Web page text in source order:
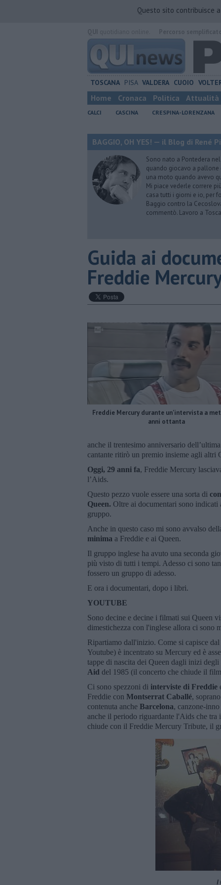
Questo sito contribuisce
TOSCANA PISA VALDERA CUOIO
Home Cronaca Politica Attualità
CALCI CASCINA CRESPINA-LORENZANA
BAGGIO, OH YES! — il Blog di René
Sono nato a Pontedera
quando giocavo a
una moto quando avevo
Mi piace vederle correre
casa tutti i giorni e io, per
Baggio contro la
commentò. Lavoro a
Guida ai
Freddie
Freddie Mercury durante un'intervista a
anni ottanta
anche il trentesimo anniversario
cantante ritirò un premio insieme agli altri
Oggi, 29 anni fa, Freddie Mercury
l’Aids.
Questo pezzo vuole essere una sorta di
Queen. Oltre ai documentari sono indicati
gruppo.
Anche in questo caso mi sono avvalso
minima a Freddie e ai Queen.
Il gruppo inglese ha avuto una seconda
più visto di tutti i tempi. Adesso ci sono
fossero un gruppo di adesso.
E ora i documentari, dopo i libri.
YOUTUBE
Sono decine e decine i filmati sui Queen
dimestichezza con l'inglese allora ci
Ripartiamo dall'inizio. Come si capisce
Youtube) è incentrato su Mercury ed è
tappe di nascita dei Queen dagli inizi
Aid del 1985 (il concerto che chiude il
Ci sono spezzoni di interviste di Freddie
Freddie con Montserrat Caballé,
contenuta anche Barcelona, canzone-
anche il periodo riguardante l'Aids che
chiude con il Freddie Mercury Tribute, il
I